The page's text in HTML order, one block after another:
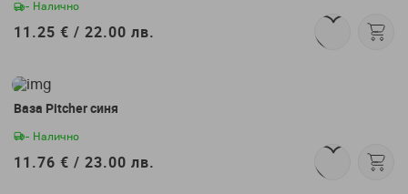
- Налично
11.25 € / 22.00 лв.
Ваза Pitcher синя
- Налично
11.76 € / 23.00 лв.